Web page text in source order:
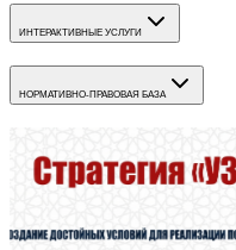
ИНТЕРАКТИВНЫЕ УСЛУГИ
НОРМАТИВНО-ПРАВОВАЯ БАЗА